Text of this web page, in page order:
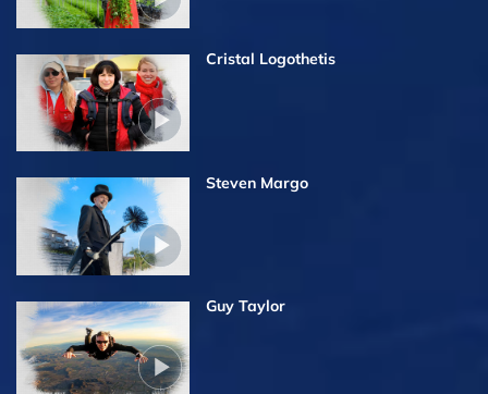
Cristal Logothetis
Steven Margo
Guy Taylor